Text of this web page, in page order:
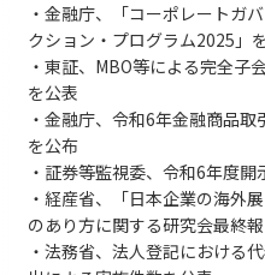
・金融庁、「コーポレートガ
クション・プログラム2025」
・東証、MBO等による完全子
を公表
・金融庁、令和6年金融商品
を公布
・証券等監視委、令和6年度
・経産省、「日本企業の海外
のあり方に関する研究会最終
・法務省、法人登記における